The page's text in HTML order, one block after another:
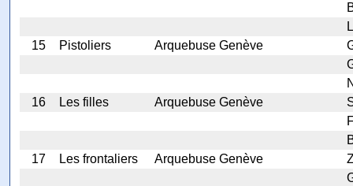
15
Pistoliers Arquebuse Genève
16
Les filles Arquebuse Genève
17
Les frontaliers Arquebuse Genève